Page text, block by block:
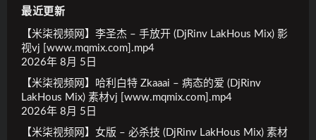
最近更新
【米柒视频网】李圣杰 – 手放开 (DjRinv LakHous Mix) 影
视vj [www.mqmix.com].mp4
2026年 8月 5日
【米柒视频网】哈利白特 Zkaaai – 病态的爱 (DjRinv
LakHous Mix) 素材vj [www.mqmix.com].mp4
2026年 8月 5日
【米柒视频网】女版 – 必杀技 (DjRinv LakHous Mix) 素材